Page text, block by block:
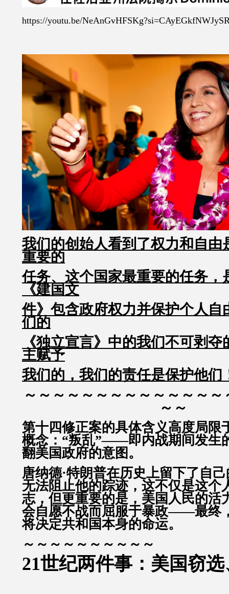
https://youtu.be/
我们的创始人看到了权力和自由
重要的
任务、这个国家最重要的任务，
《建国文
件》包含政府权力并保护个人自
们的
《独立宣言》中的我们不可剥
主赋予
我们的，我们的责任是保护他们
～～～～～～～～～～～～～
～～
第十四修正案的具体含义高度局限
概念：“叛乱”——即内战期间发生
翻美国政府的意图。
唐纳德·特朗普在历史上留下了自
无法阻止他的踪迹，这不仅是这个
志，但更重要的是，美国人民的活
会自愿不战而屈服于暴政——最终
将决定共和国本身的命运。
～～～～～～～～～～
21世纪两件事：美国窃